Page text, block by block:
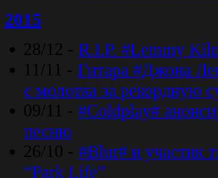
2015
28/12 - R.I.P. #Lemmy
11/11 - Гитара #Джона
с молотка за рекордную
09/11 - #Coldplay#
песню
26/10 - #Blur# и участик
“Park Life”